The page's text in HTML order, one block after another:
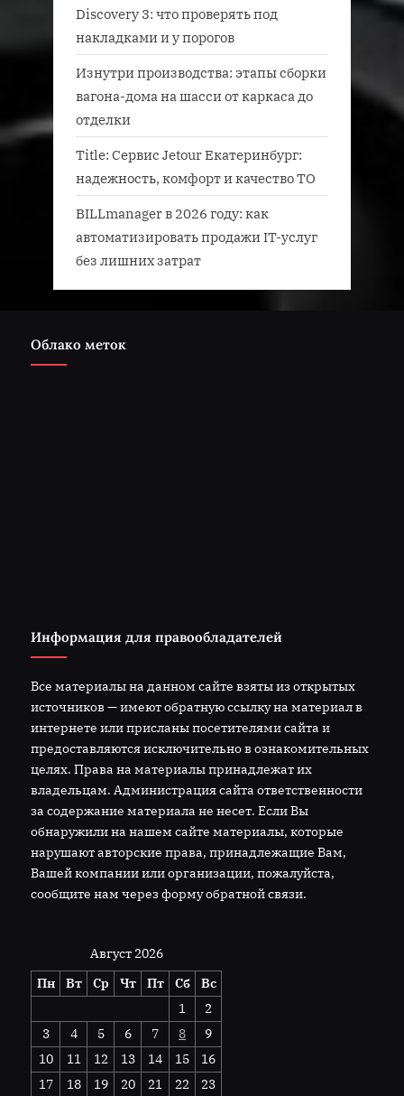
Discovery 3: что проверять под
накладками и у порогов
Изнутри производства: этапы сборки
вагона-дома на шасси от каркаса до
отделки
Title: Сервис Jetour Екатеринбург:
надежность, комфорт и качество ТО
BILLmanager в 2026 году: как
автоматизировать продажи IT-услуг
без лишних затрат
Облако меток
Информация для правообладателей
Все материалы на данном сайте взяты из открытых
источников — имеют обратную ссылку на материал в
интернете или присланы посетителями сайта и
предоставляются исключительно в ознакомительных
целях. Права на материалы принадлежат их
владельцам. Администрация сайта ответственности
за содержание материала не несет. Если Вы
обнаружили на нашем сайте материалы, которые
нарушают авторские права, принадлежащие Вам,
Вашей компании или организации, пожалуйста,
сообщите нам через форму обратной связи.
Август 2026
Пн
Вт Ср Чт Пт Сб
Вс
1
2
3
4 5 6 7 8
9
10
11 12 13 14 15
16
17
18 19 20 21 22 23